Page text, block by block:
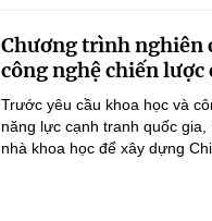
Chương trình nghiên
công nghệ chiến lược
Trước yêu cầu khoa học và
năng lực cạnh tranh quốc gia,
nhà khoa học để xây dựng